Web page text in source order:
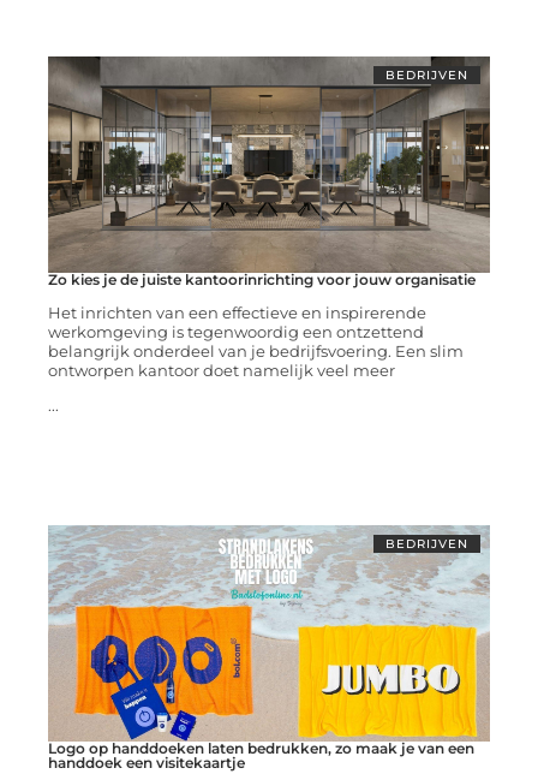
BEDRIJVEN
Zo kies je de juiste kantoorinrichting voor jouw organisatie
Het inrichten van een effectieve en inspirerende
werkomgeving is tegenwoordig een ontzettend
belangrijk onderdeel van je bedrijfsvoering. Een slim
ontworpen kantoor doet namelijk veel meer
...
BEDRIJVEN
Logo op handdoeken laten bedrukken, zo maak je van een
handdoek een visitekaartje